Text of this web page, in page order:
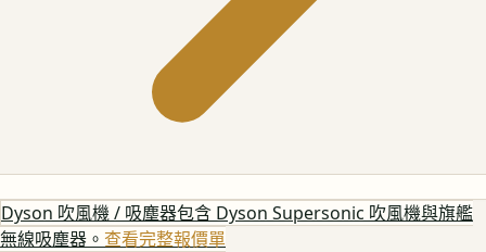
Dyson 吹風機 / 吸塵器包含 Dyson Supersonic 吹風機與旗艦
無線吸塵器。 查看完整報價單